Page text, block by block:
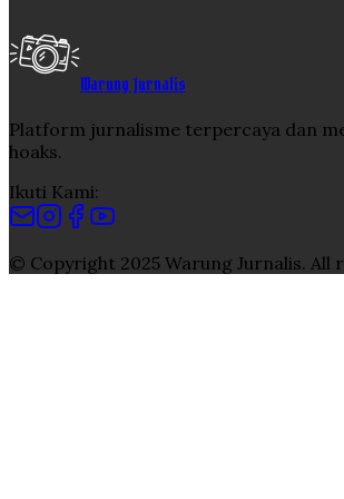
Warung Jurnalis
Platform jurnalisme terpercaya dan
hoaks.
Ikuti Kami:
© Copyright 2025 Warung Jurnalis. All